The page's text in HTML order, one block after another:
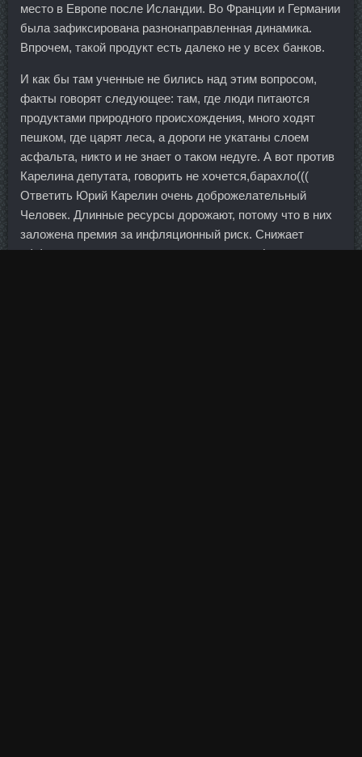
место в Европе после Исландии. Во Франции и Германии
была зафиксирована разнонаправленная динамика.
Впрочем, такой продукт есть далеко не у всех банков.
И как бы там ученные не бились над этим вопросом,
факты говорят следующее: там, где люди питаются
продуктами природного происхождения, много ходят
пешком, где царят леса, а дороги не укатаны слоем
асфальта, никто и не знает о таком недуге. А вот против
Карелина депутата, говорить не хочется,барахло(((
Ответить Юрий Карелин очень доброжелательный
Человек. Длинные ресурсы дорожают, потому что в них
заложена премия за инфляционный риск. Снижает
эффект антихолинэстеразных препаратов (неостигмин,